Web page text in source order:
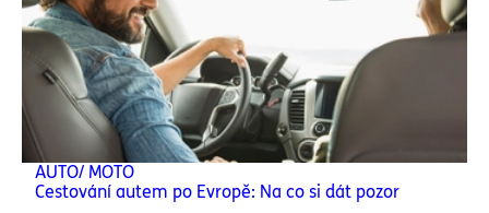
AUTO/ MOTO
Cestování autem po Evropě: Na co si dát pozor